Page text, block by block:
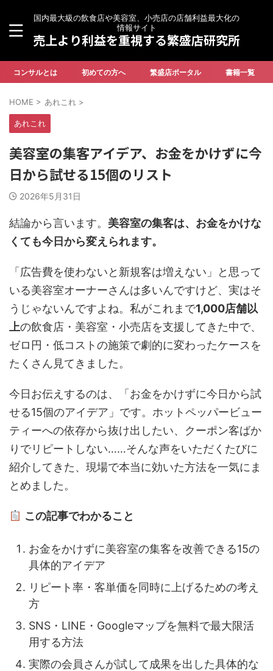
国内最大級の飲食店や美容室、小売店の店舗利益最大化の
情報サイト
売上より利益を重視する繁盛店研究所
コンサルとは 初めての方へ 繁盛店ポータル 書籍一覧
HOME > あれこれ >
あれこれ
美容室の集客アイデア、お金をかけずに今
日から試せる15個のリスト
2026年5月31日
結論から言います。 美容室の集客は、お金をかけな
くても今日から変えられます。
「広告費を使わないと新規客は増えない」と思って
いる美容室オーナーさんは多いんですけど、実はそ
うじゃないんですよね。私がこれまで1,000店舗以
上の飲食店・美容室・小売店を支援してきた中で、
ゼロ円・低コストの施策で劇的に変わったケースを
たくさん見てきました。
今日お伝えするのは、「お金をかけずに今日から試
せる15個のアイデア」です。ホットペッパービュー
ティーへの依存から抜け出したい、クーポン客ばか
りでリピートしない……そんな声をいただくたびに
紹介してきた、現場で本当に効いた方法を一気にま
とめました。
この記事でわかること
お金をかけずに美容室の集客を改善できる15の
具体的アイデア
リピート率・客単価を同時に上げるための考え
方
SNS・LINE・Googleマップを無料で最大限活
用する方法
実際の会員さんが試して成果を出した具体的な